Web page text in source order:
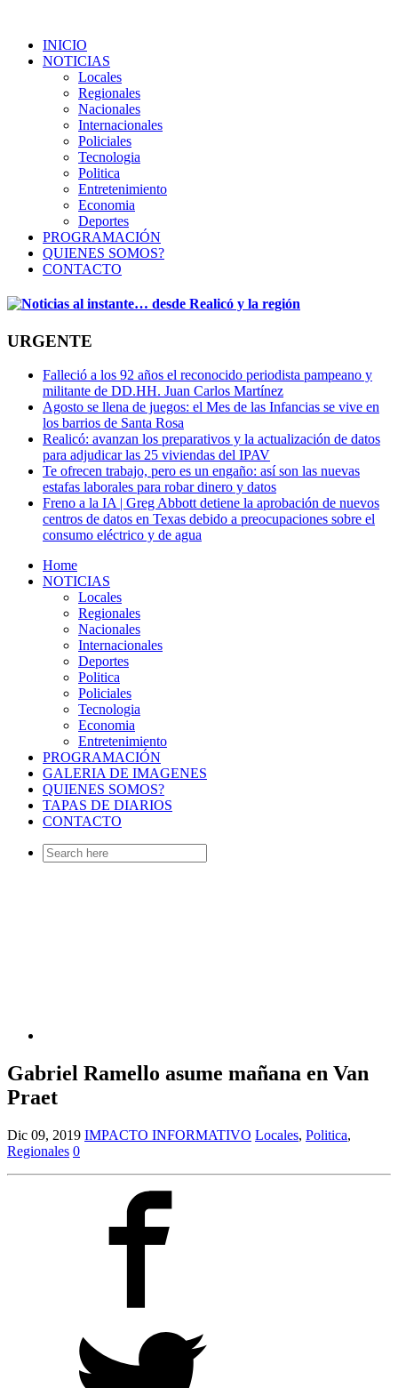
INICIO
NOTICIAS
Locales
Regionales
Nacionales
Internacionales
Policiales
Tecnologia
Politica
Entretenimiento
Economia
Deportes
PROGRAMACIÓN
QUIENES SOMOS?
CONTACTO
URGENTE
Falleció a los 92 años el reconocido periodista pampeano y
militante de DD.HH. Juan Carlos Martínez
Agosto se llena de juegos: el Mes de las Infancias se vive en
los barrios de Santa Rosa
Realicó: avanzan los preparativos y la actualización de datos
para adjudicar las 25 viviendas del IPAV
Te ofrecen trabajo, pero es un engaño: así son las nuevas
estafas laborales para robar dinero y datos
Freno a la IA | Greg Abbott detiene la aprobación de nuevos
centros de datos en Texas debido a preocupaciones sobre el
consumo eléctrico y de agua
Home
NOTICIAS
Locales
Regionales
Nacionales
Internacionales
Deportes
Politica
Policiales
Tecnologia
Economia
Entretenimiento
PROGRAMACIÓN
GALERIA DE IMAGENES
QUIENES SOMOS?
TAPAS DE DIARIOS
CONTACTO
Search
for:
Gabriel Ramello asume mañana en Van
Praet
Dic 09, 2019 IMPACTO INFORMATIVO Locales, Politica,
Regionales 0